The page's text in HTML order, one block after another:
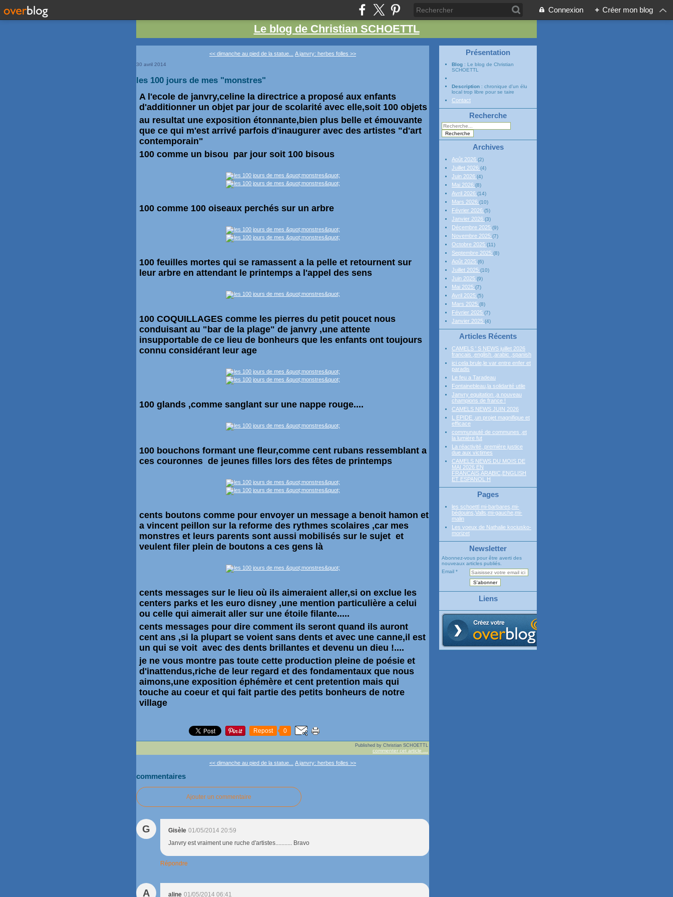
Connexion + Créer mon blog
Le blog de Christian SCHOETTL
<< dimanche au pied de la statue... A janvry: herbes folles >>
30 avril 2014
les 100 jours de mes "monstres"
A l'ecole de janvry,celine la directrice a proposé aux enfants
d'additionner un objet par jour de scolarité avec elle,soit 100 objets
au resultat une exposition étonnante,bien plus belle et émouvante
que ce qui m'est arrivé parfois d'inaugurer avec des artistes "d'art
contemporain"
100 comme un bisou par jour soit 100 bisous
100 comme 100 oiseaux perchés sur un arbre
100 feuilles mortes qui se ramassent a la pelle et retournent sur
leur arbre en attendant le printemps a l'appel des sens
100 COQUILLAGES comme les pierres du petit poucet nous
conduisant au "bar de la plage" de janvry ,une attente
insupportable de ce lieu de bonheurs que les enfants ont toujours
connu considérant leur age
100 glands ,comme sanglant sur une nappe rouge....
100 bouchons formant une fleur,comme cent rubans ressemblant a
ces couronnes de jeunes filles lors des fêtes de printemps
cents boutons comme pour envoyer un message a benoit hamon et
a vincent peillon sur la reforme des rythmes scolaires ,car mes
monstres et leurs parents sont aussi mobilisés sur le sujet et
veulent filer plein de boutons a ces gens là
cents messages sur le lieu où ils aimeraient aller,si on exclue les
centers parks et les euro disney ,une mention particulière a celui
ou celle qui aimerait aller sur une étoile filante.....
cents messages pour dire comment ils seront quand ils auront
cent ans ,si la plupart se voient sans dents et avec une canne,il est
un qui se voit avec des dents brillantes et devenu un dieu !....
je ne vous montre pas toute cette production pleine de poésie et
d'inattendus,riche de leur regard et des fondamentaux que nous
aimons,une exposition éphémère et cent pretention mais qui
touche au coeur et qui fait partie des petits bonheurs de notre
village
Repost 0
Published by Christian SCHOETTL
commenter cet article
<< dimanche au pied de la statue... A janvry: herbes folles >>
commentaires
Ajouter un commentaire
G Gisèle 01/05/2014 20:59
Janvry est vraiment une ruche d'artistes........... Bravo
Répondre
A aline 01/05/2014 06:41
Présentation
Blog : Le blog de Christian
SCHOETTL
Description : chronique d'un élu
local trop libre pour se taire
Contact
Recherche
Archives
Août 2026 (2)
Juillet 2026 (4)
Juin 2026 (4)
Mai 2026 (8)
Avril 2026 (14)
Mars 2026 (10)
Février 2026 (5)
Janvier 2026 (3)
Décembre 2025 (9)
Novembre 2025 (7)
Octobre 2025 (11)
Septembre 2025 (8)
Août 2025 (6)
Juillet 2025 (10)
Juin 2025 (9)
Mai 2025 (7)
Avril 2025 (5)
Mars 2025 (8)
Février 2025 (7)
Janvier 2025 (4)
Articles Récents
CAMELS ' S NEWS juillet 2026
francais ,english ,arabic ,spanish
ici cela brule,le var entre enfer et
paradis
Le feu a Taradeau
Fontainebleau,la solidarité utile
Janvry equitation ,a nouveau
champions de france !
CAMELS NEWS JUIN 2026
L EPIDE ,un projet magnifique et
efficace
communauté de communes ,et
la lumière fut
La réactivité, première justice
due aux victimes
CAMELS NEWS DU MOIS DE
MAI 2026 EN
FRANCAIS,ARABIC,ENGLISH
ET ESPANOL H
Pages
les schoettl mi-barbares,mi-
bédouins,Valls,mi-gauche,mi-
malin
Les voeux de Nathalie kociusko-
morizet
Newsletter
Abonnez-vous pour être averti des
nouveaux articles publiés.
Email
Liens